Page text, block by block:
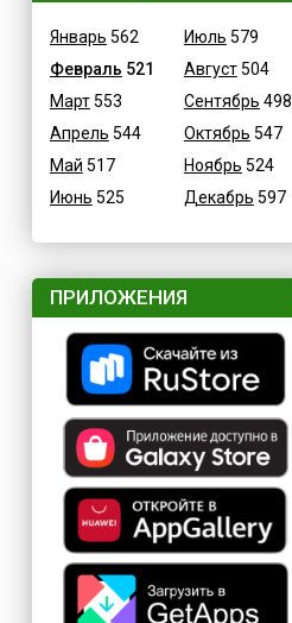
Январь 562
Февраль 521
Март553
Апрель 544
Май 517
Июнь 525
Июль 579
Август504
Сентябрь 498
Октябрь 547
Ноябрь 524
Декабрь 597
ПРИЛОЖЕНИЯ